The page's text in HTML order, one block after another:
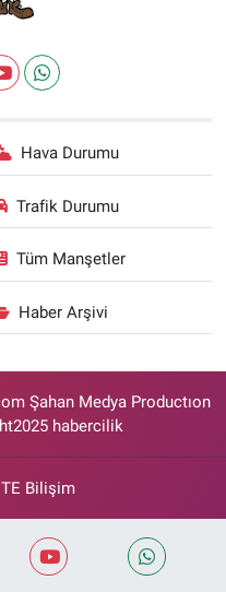
Hava Durumu
Trafik Durumu
Tüm Manşetler
Haber Arşivi
Şahan Medya Productıon
habercilik
TE Bilişim